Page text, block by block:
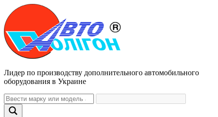
Лидер по производству дополнительного автомобильного
оборудования в Украине